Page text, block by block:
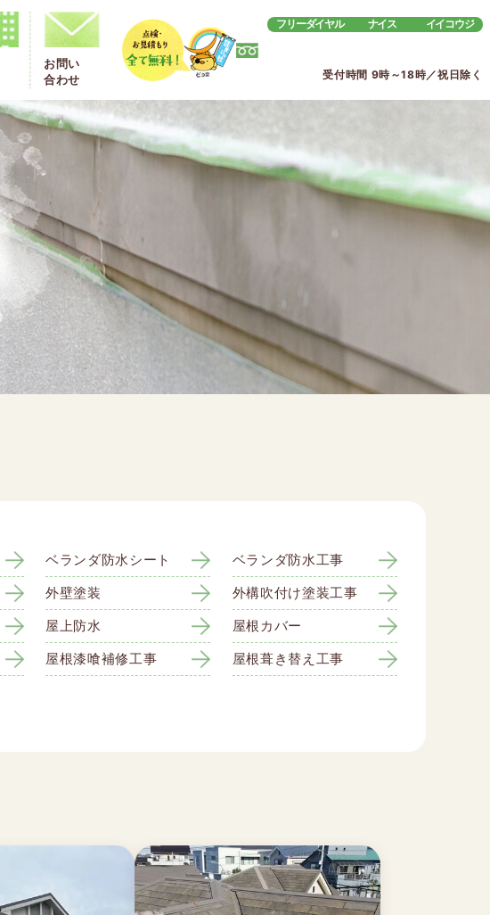
お問い
合わせ
フリーダイヤル ナイス イイコウジ
受付時間 9時～18時／祝日除く
ベランダ防水シート
ベランダ防水工事
外壁塗装
外構吹付け塗装工事
屋上防水
屋根カバー
屋根漆喰補修工事
屋根葺き替え工事